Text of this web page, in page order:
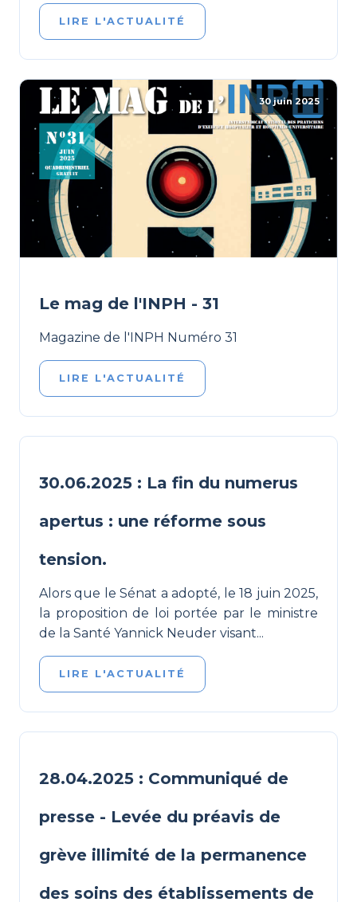
LIRE L'ACTUALITÉ
30 juin 2025
Le mag de l'INPH - 31
Magazine de l'INPH Numéro 31
LIRE L'ACTUALITÉ
30.06.2025 : La fin du numerus
apertus : une réforme sous
tension.
Alors que le Sénat a adopté, le 18 juin 2025,
la proposition de loi portée par le ministre
de la Santé Yannick Neuder visant...
LIRE L'ACTUALITÉ
28.04.2025 : Communiqué de
presse - Levée du préavis de
grève illimité de la permanence
des soins des établissements de